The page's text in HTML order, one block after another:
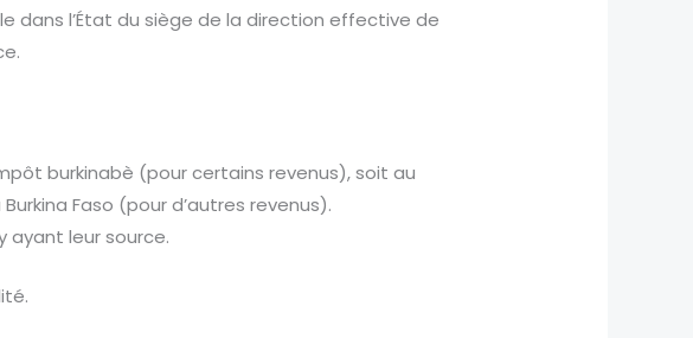
l’État du siège de la direction effective de
burkinabè (pour certains revenus), soit au
Faso (pour d’autres revenus).
ayant leur source.